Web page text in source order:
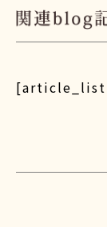
[article_list